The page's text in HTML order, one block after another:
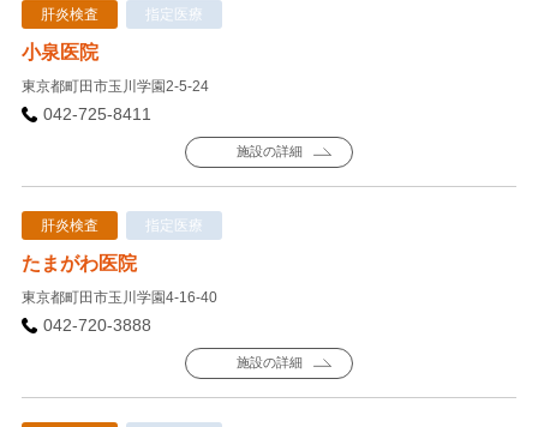
肝炎検査 指定医療
小泉医院
東京都町田市玉川学園2-5-24
042-725-8411
施設の詳細
肝炎検査 指定医療
たまがわ医院
東京都町田市玉川学園4-16-40
042-720-3888
施設の詳細